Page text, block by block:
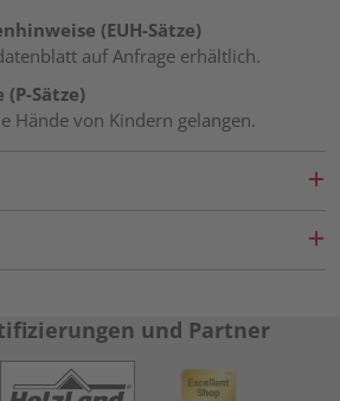
(EUH-Sätze)
auf Anfrage erhältlich.
Sätze)
Hände von Kindern gelangen.
und Partner